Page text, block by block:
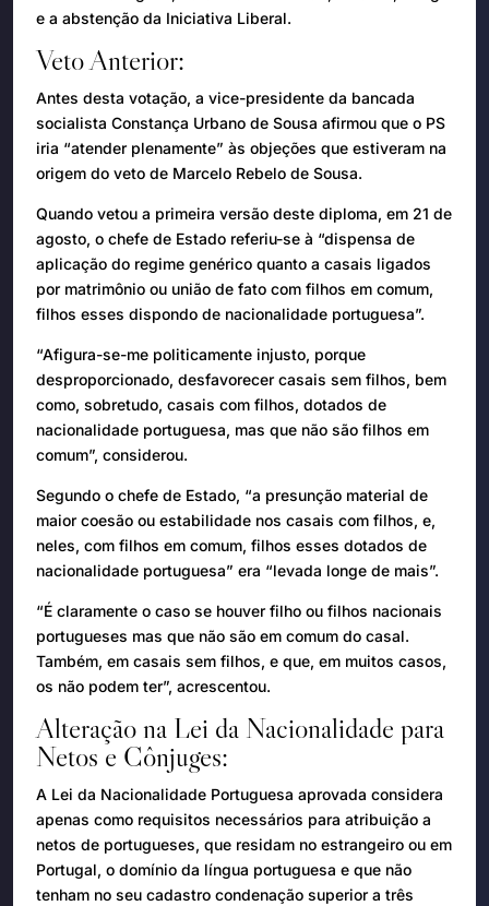
e a abstenção da Iniciativa Liberal.
Veto Anterior:
Antes desta votação, a vice-presidente da bancada
socialista Constança Urbano de Sousa afirmou que o PS
iria “atender plenamente” às objeções que estiveram na
origem do veto de Marcelo Rebelo de Sousa.
Quando vetou a primeira versão deste diploma, em 21 de
agosto, o chefe de Estado referiu-se à “dispensa de
aplicação do regime genérico quanto a casais ligados
por matrimônio ou união de fato com filhos em comum,
filhos esses dispondo de nacionalidade portuguesa”.
“Afigura-se-me politicamente injusto, porque
desproporcionado, desfavorecer casais sem filhos, bem
como, sobretudo, casais com filhos, dotados de
nacionalidade portuguesa, mas que não são filhos em
comum”, considerou.
Segundo o chefe de Estado, “a presunção material de
maior coesão ou estabilidade nos casais com filhos, e,
neles, com filhos em comum, filhos esses dotados de
nacionalidade portuguesa” era “levada longe de mais”.
“É claramente o caso se houver filho ou filhos nacionais
portugueses mas que não são em comum do casal.
Também, em casais sem filhos, e que, em muitos casos,
os não podem ter”, acrescentou.
Alteração na Lei da Nacionalidade para
Netos e Cônjuges:
A Lei da Nacionalidade Portuguesa aprovada considera
apenas como requisitos necessários para atribuição a
netos de portugueses, que residam no estrangeiro ou em
Portugal, o domínio da língua portuguesa e que não
tenham no seu cadastro condenação superior a três